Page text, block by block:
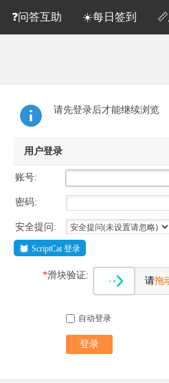
❓问答互助 ☀️每日签到
请先登录后才能继续浏览
用户登录
账号:
密码:
安全提问:
ScriptCat 登录
*滑块验证:
请拖
自动登录
登录